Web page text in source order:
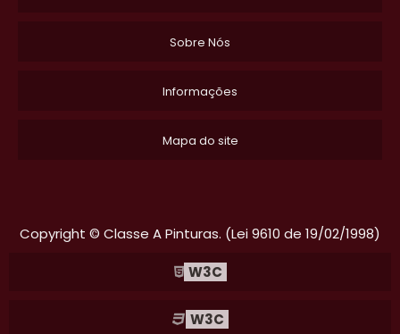
Sobre Nós
Informações
Mapa do site
Copyright © Classe A Pinturas. (Lei 9610 de 19/02/1998)
W3C
W3C